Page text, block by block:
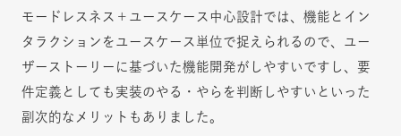
モードレスネス＋ユースケース中心設計では、機能とイン
タラクションをユースケース単位で捉えられるので、ユー
ザーストーリーに基づいた機能開発がしやすいですし、要
件定義としても実装のやる・やらを判断しやすいといった
副次的なメリットもありました。